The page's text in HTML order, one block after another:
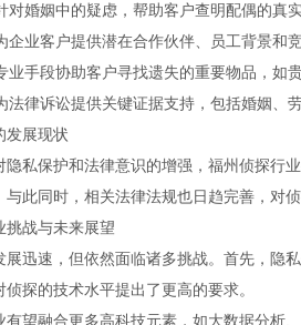
对婚姻中的疑虑，帮助客户查明配偶的真
企业客户提供潜在合作伙伴、员工背景和
业手段协助客户寻找遗失的重要物品，如
法律诉讼提供关键证据支持，包括婚姻、
发展现状
隐私保护和法律意识的增强，福州侦探行
此同时，相关法律法规也日趋完善，对
挑战与未来展望
展迅速，但依然面临诸多挑战。首先，隐
探的技术水平提出了更高的要求。
有望融合更多高科技元素，如大数据分析